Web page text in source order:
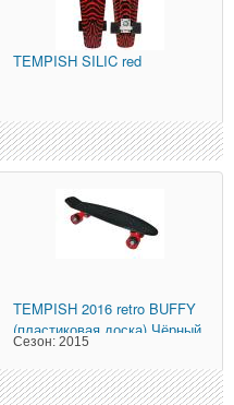
TEMPISH SILIC red
TEMPISH 2016 retro BUFFY
(пластиковая доска) Чёрный
Сезон: 2015